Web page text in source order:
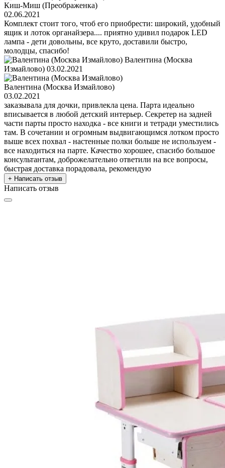
Киш-Миш (Преображенка)
02.06.2021
Комплект стоит того, чтоб его приобрести: широкий, удобный
ящик и лоток органайзера.... приятно удивил подарок LED
лампа - дети довольны, все круто, доставили быстро,
молодцы, спасибо!
Валентина (Москва
Измайлово) 03.02.2021
Валентина (Москва Измайлово)
03.02.2021
заказывала для дочки, привлекла цена. Парта идеально
вписывается в любой детский интерьер. Секретер на задней
части парты просто находка - все книги и тетради уместились
там. В сочетании и огромным выдвигающимся лотком просто
выше всех похвал - настенные полки больше не используем -
все находиться на парте. Качество хорошее, спасибо большое
консультантам, доброжелательно ответили на все вопросы,
быстрая доставка порадовала, рекомендую
+ Написать отзыв
Написать отзыв